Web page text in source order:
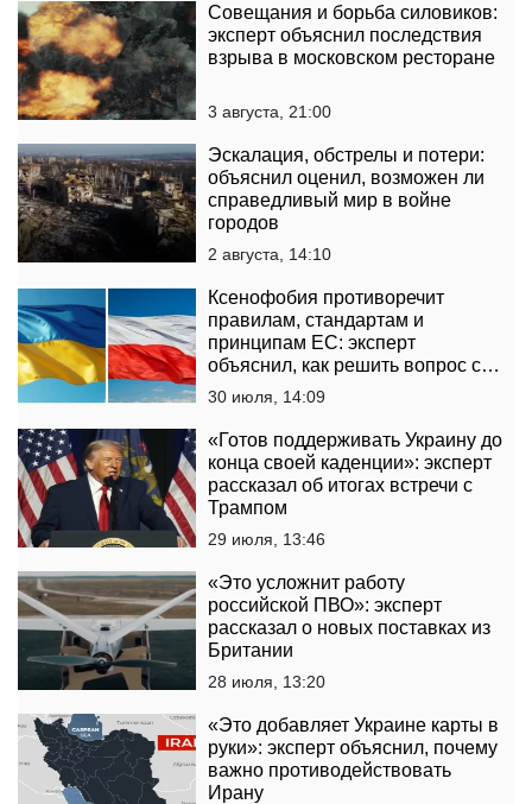
Совещания и борьба силовиков:
эксперт объяснил последствия
взрыва в московском ресторане
3 августа, 21:00
Эскалация, обстрелы и потери:
объяснил оценил, возможен ли
справедливый мир в войне
городов
2 августа, 14:10
Ксенофобия противоречит
правилам, стандартам и
принципам ЕС: эксперт
объяснил, как решить вопрос с
нападениями на украинцев в
Польше
30 июля, 14:09
«Готов поддерживать Украину до
конца своей каденции»: эксперт
рассказал об итогах встречи с
Трампом
29 июля, 13:46
«Это усложнит работу
российской ПВО»: эксперт
рассказал о новых поставках из
Британии
28 июля, 13:20
«Это добавляет Украине карты в
руки»: эксперт объяснил, почему
важно противодействовать
Ирану